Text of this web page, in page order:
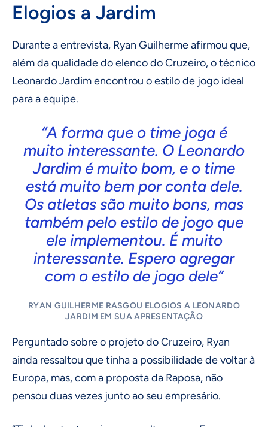
Elogios a Jardim
Durante a entrevista, Ryan Guilherme afirmou que,
além da qualidade do elenco do Cruzeiro, o técnico
Leonardo Jardim encontrou o estilo de jogo ideal
para a equipe.
“A forma que o time joga é
muito interessante. O Leonardo
Jardim é muito bom, e o time
está muito bem por conta dele.
Os atletas são muito bons, mas
também pelo estilo de jogo que
ele implementou. É muito
interessante. Espero agregar
com o estilo de jogo dele”
RYAN GUILHERME RASGOU ELOGIOS A LEONARDO
JARDIM EM SUA APRESENTAÇÃO
Perguntado sobre o projeto do Cruzeiro, Ryan
ainda ressaltou que tinha a possibilidade de voltar à
Europa, mas, com a proposta da Raposa, não
pensou duas vezes junto ao seu empresário.